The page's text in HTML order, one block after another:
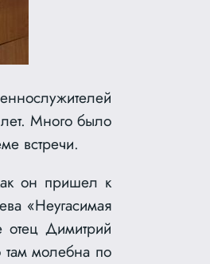
лет. Много было
встречи.
он пришел к
«Неугасимая
отец Димитрий
там молебна по